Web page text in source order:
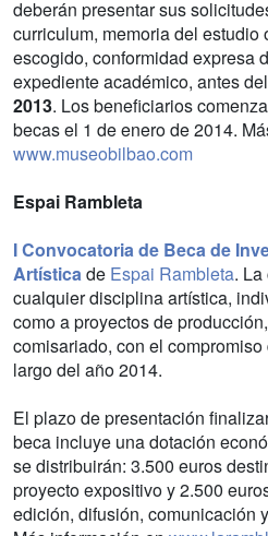
deberán presentar sus
curriculum, memoria del
escogido, conformidad expresa
expediente académico, antes del
2013. Los beneficiarios
becas el 1 de enero de 2014.
www.museobilbao.com
Espai Rambleta
I Convocatoria de Beca de
Artísticade Espai Rambleta.
cualquier disciplina artística,
como a proyectos de
comisariado, con el
largo del año 2014.
El plazo de presentación
beca incluye una dotación
se distribuirán: 3.500 euros
proyecto expositivo y 2.500
edición, difusión, comunicación